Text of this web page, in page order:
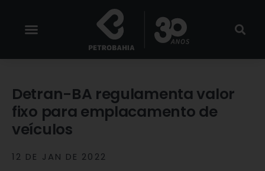
Detran-BA regulamenta valor
fixo para emplacamento de
veículos
12 DE JAN DE 2022